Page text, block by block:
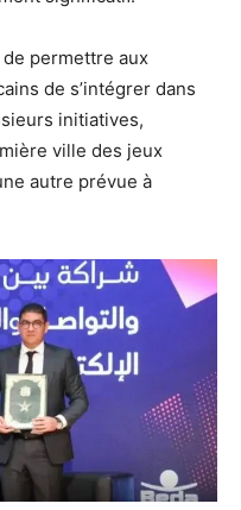
permettre aux
de s’intégrer dans
initiatives,
ville des jeux
autre prévue à